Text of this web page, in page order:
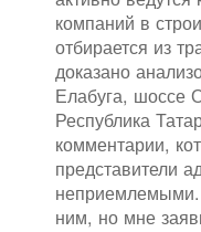
компаний в
отбирается из
доказано
Елабуга, шоссе
Республика
комментарии,
представители
ним, но мне